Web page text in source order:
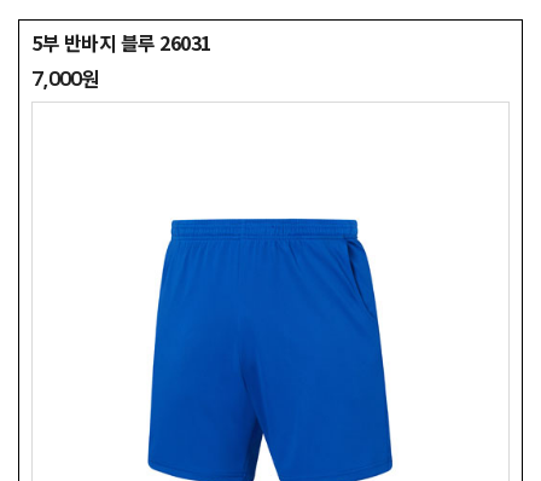
5부 반바지 블루 26031
7,000원